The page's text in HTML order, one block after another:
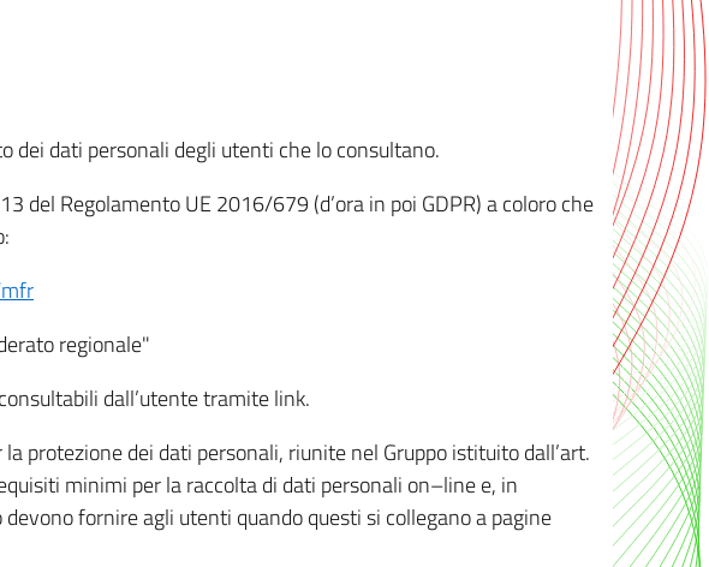
dati personali degli utenti che lo consultano.
del Regolamento UE 2016/679 (d’ora in poi GDPR) a coloro che
regionale"
dall’utente tramite link.
protezione dei dati personali, riunite nel Gruppo istituito dall’art.
minimi per la raccolta di dati personali on–line e, in
fornire agli utenti quando questi si collegano a pagine